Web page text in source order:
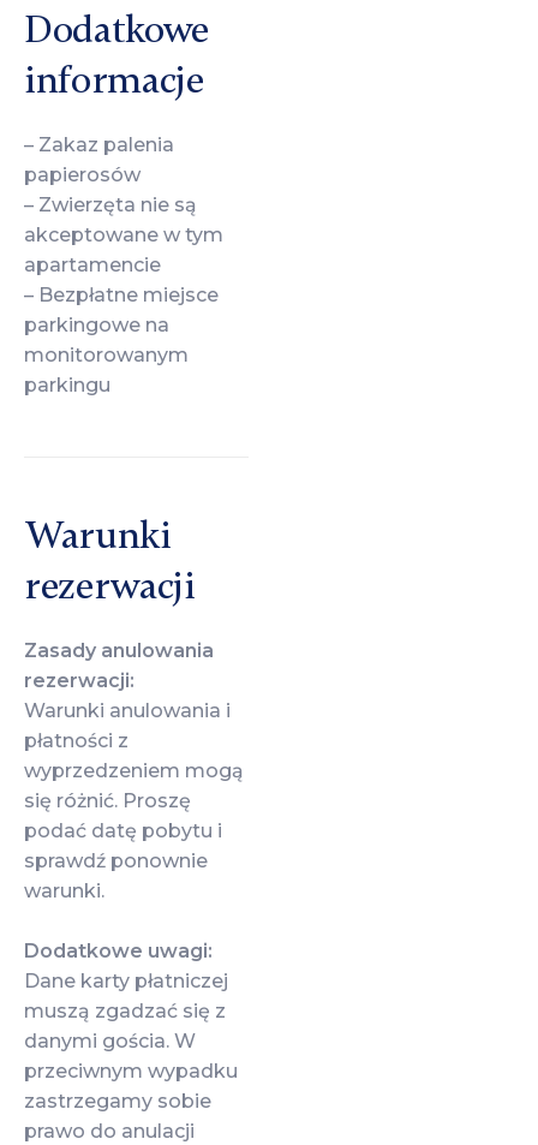
Dodatkowe
informacje
– Zakaz palenia
papierosów
– Zwierzęta nie są
akceptowane w tym
apartamencie
– Bezpłatne miejsce
parkingowe na
monitorowanym
parkingu
Warunki
rezerwacji
Zasady anulowania
rezerwacji:
Warunki anulowania i
płatności z
wyprzedzeniem mogą
się różnić. Proszę
podać datę pobytu i
sprawdź ponownie
warunki.
Dodatkowe uwagi:
Dane karty płatniczej
muszą zgadzać się z
danymi gościa. W
przeciwnym wypadku
zastrzegamy sobie
prawo do anulacji